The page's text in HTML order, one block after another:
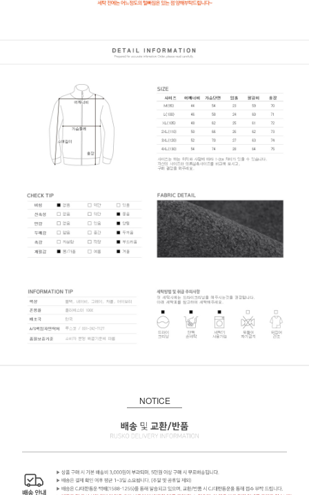
NOTICE